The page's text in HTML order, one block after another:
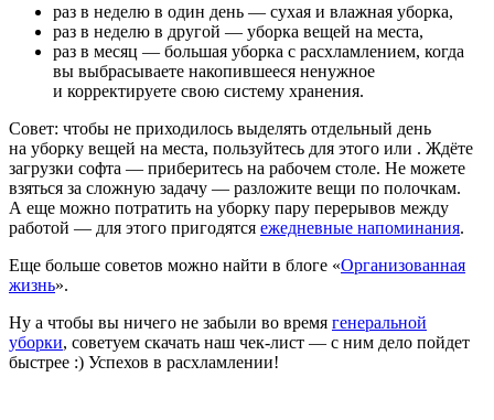
раз в неделю в один день — сухая и влажная уборка,
раз в неделю в другой — уборка вещей на места,
раз в месяц — большая уборка с расхламлением, когда
вы выбрасываете накопившееся ненужное
и корректируете свою систему хранения.
Совет: чтобы не приходилось выделять отдельный день
на уборку вещей на места, пользуйтесь для этого или . Ждёте
загрузки софта — приберитесь на рабочем столе. Не можете
взяться за сложную задачу — разложите вещи по полочкам.
А еще можно потратить на уборку пару перерывов между
работой — для этого пригодятся ежедневные напоминания.
Еще больше советов можно найти в блоге «Организованная
жизнь».
Ну а чтобы вы ничего не забыли во время генеральной
уборки, советуем скачать наш чек-лист — с ним дело пойдет
быстрее :) Успехов в расхламлении!